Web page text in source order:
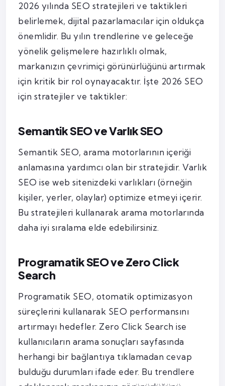
2026 yılında SEO stratejileri ve taktikleri
belirlemek, dijital pazarlamacılar için oldukça
önemlidir. Bu yılın trendlerine ve geleceğe
yönelik gelişmelere hazırlıklı olmak,
markanızın çevrimiçi görünürlüğünü artırmak
için kritik bir rol oynayacaktır. İşte 2026 SEO
için stratejiler ve taktikler:
Semantik SEO ve Varlık SEO
Semantik SEO, arama motorlarının içeriği
anlamasına yardımcı olan bir stratejidir. Varlık
SEO ise web sitenizdeki varlıkları (örneğin
kişiler, yerler, olaylar) optimize etmeyi içerir.
Bu stratejileri kullanarak arama motorlarında
daha iyi sıralama elde edebilirsiniz.
Programatik SEO ve Zero Click
Search
Programatik SEO, otomatik optimizasyon
süreçlerini kullanarak SEO performansını
artırmayı hedefler. Zero Click Search ise
kullanıcıların arama sonuçları sayfasında
herhangi bir bağlantıya tıklamadan cevap
bulduğu durumları ifade eder. Bu trendlere